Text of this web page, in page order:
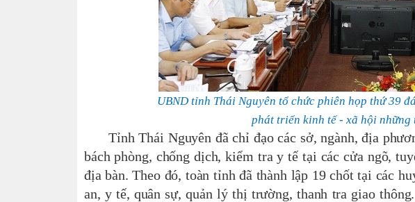
UBND tỉnh Thái Nguyên tổ chức phiên họp thứ 39
phát triển kinh tế - xã hội những
Tỉnh Thái Nguyên đã chỉ đạo các sở, ngành, địa
bách phòng, chống dịch, kiểm tra y tế tại các cửa ngõ,
địa bàn. Theo đó, toàn tỉnh đã thành lập 19 chốt tại các
an, y tế, quân sự, quản lý thị trường, thanh tra giao